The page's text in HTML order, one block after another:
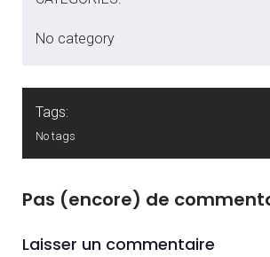
No category
Tags:
No tags
Pas (encore) de
Laisser un commentaire